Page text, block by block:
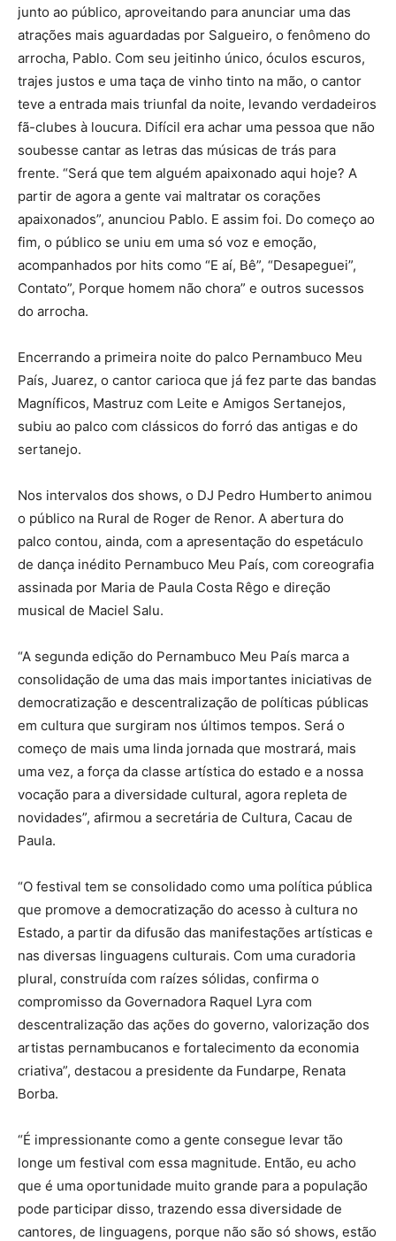
junto ao público, aproveitando para anunciar uma das
atrações mais aguardadas por Salgueiro, o fenômeno do
arrocha, Pablo. Com seu jeitinho único, óculos escuros,
trajes justos e uma taça de vinho tinto na mão, o cantor
teve a entrada mais triunfal da noite, levando verdadeiros
fã-clubes à loucura. Difícil era achar uma pessoa que não
soubesse cantar as letras das músicas de trás para
frente. “Será que tem alguém apaixonado aqui hoje? A
partir de agora a gente vai maltratar os corações
apaixonados”, anunciou Pablo. E assim foi. Do começo ao
fim, o público se uniu em uma só voz e emoção,
acompanhados por hits como “E aí, Bê”, “Desapeguei”,
Contato”, Porque homem não chora” e outros sucessos
do arrocha.
Encerrando a primeira noite do palco Pernambuco Meu
País, Juarez, o cantor carioca que já fez parte das bandas
Magníficos, Mastruz com Leite e Amigos Sertanejos,
subiu ao palco com clássicos do forró das antigas e do
sertanejo.
Nos intervalos dos shows, o DJ Pedro Humberto animou
o público na Rural de Roger de Renor. A abertura do
palco contou, ainda, com a apresentação do espetáculo
de dança inédito Pernambuco Meu País, com coreografia
assinada por Maria de Paula Costa Rêgo e direção
musical de Maciel Salu.
“A segunda edição do Pernambuco Meu País marca a
consolidação de uma das mais importantes iniciativas de
democratização e descentralização de políticas públicas
em cultura que surgiram nos últimos tempos. Será o
começo de mais uma linda jornada que mostrará, mais
uma vez, a força da classe artística do estado e a nossa
vocação para a diversidade cultural, agora repleta de
novidades”, afirmou a secretária de Cultura, Cacau de
Paula.
“O festival tem se consolidado como uma política pública
que promove a democratização do acesso à cultura no
Estado, a partir da difusão das manifestações artísticas e
nas diversas linguagens culturais. Com uma curadoria
plural, construída com raízes sólidas, confirma o
compromisso da Governadora Raquel Lyra com
descentralização das ações do governo, valorização dos
artistas pernambucanos e fortalecimento da economia
criativa”, destacou a presidente da Fundarpe, Renata
Borba.
“É impressionante como a gente consegue levar tão
longe um festival com essa magnitude. Então, eu acho
que é uma oportunidade muito grande para a população
pode participar disso, trazendo essa diversidade de
cantores, de linguagens, porque não são só shows, estão